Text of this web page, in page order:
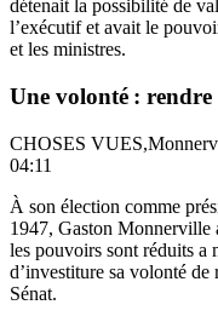
détenait la possibilité de
l’exécutif et avait le
et les ministres.
Une volonté : rendre
CHOSES
04:11
À son élection comme
1947, Gaston Monnerville
les pouvoirs sont réduits a
d’investiture sa volonté de
Sénat.